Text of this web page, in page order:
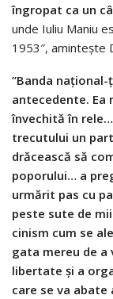
îngropat ca un
unde Iuliu Maniu
1953″, amintește
”Banda
antecedente. Ea
învechită în
trecutului un
drăcească să
poporului… a
urmărit pas cu
peste sute de
cinism cum se
gata mereu de a
libertate şi a
care se va abate